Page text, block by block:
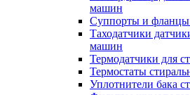
машин
Суппорты и фланцы
Таходатчики
машин
Термодатчики для
Термостаты
Уплотнители бака